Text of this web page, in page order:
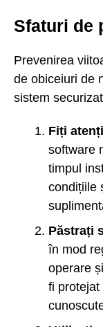
Sfaturi de
Prevenirea
de obiceiuri de
sistem
Fiți
software
timpul
condițiile
Păstrați
în mod
operare
fi